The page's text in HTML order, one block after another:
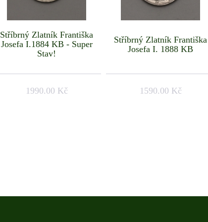
Stříbrný Zlatník Františka
Josefa I.1884 KB - Super
Stav!
1990.00 Kč
Stříbrný Zlatník Františka
Josefa I. 1888 KB
1590.00 Kč